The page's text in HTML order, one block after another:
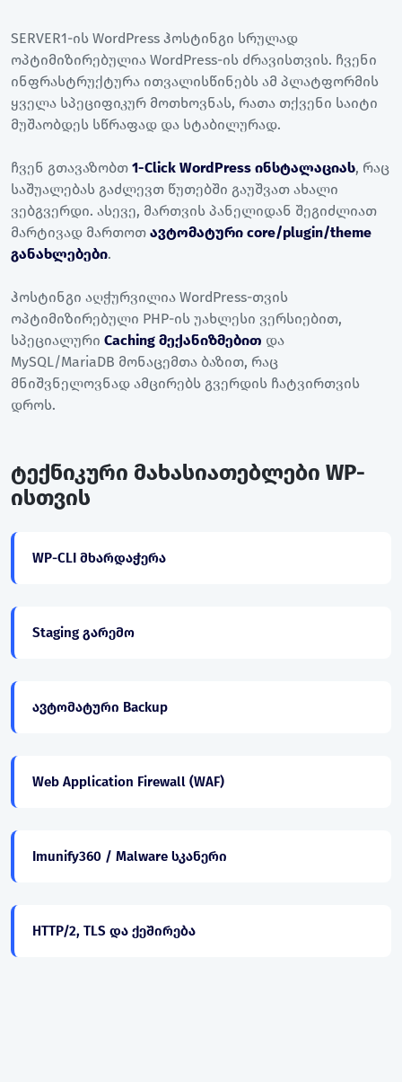
SERVER1-ის WordPress ჰოსტინგი სრულად
ოპტიმიზირებულია WordPress-ის ძრავისთვის. ჩვენი
ინფრასტრუქტურა ითვალისწინებს ამ პლატფორმის
ყველა სპეციფიკურ მოთხოვნას, რათა თქვენი საიტი
მუშაობდეს სწრაფად და სტაბილურად.
ჩვენ გთავაზობთ 1-Click WordPress ინსტალაციას, რაც
საშუალებას გაძლევთ წუთებში გაუშვათ ახალი
ვებგვერდი. ასევე, მართვის პანელიდან შეგიძლიათ
მარტივად მართოთ ავტომატური core/plugin/theme
განახლებები.
ჰოსტინგი აღჭურვილია WordPress-თვის
ოპტიმიზირებული PHP-ის უახლესი ვერსიებით,
სპეციალური Caching მექანიზმებით და
MySQL/MariaDB მონაცემთა ბაზით, რაც
მნიშვნელოვნად ამცირებს გვერდის ჩატვირთვის
დროს.
ტექნიკური მახასიათებლები WP-
ისთვის
WP-CLI მხარდაჭერა
Staging გარემო
ავტომატური Backup
Web Application Firewall (WAF)
Imunify360 / Malware სკანერი
HTTP/2, TLS და ქეშირება